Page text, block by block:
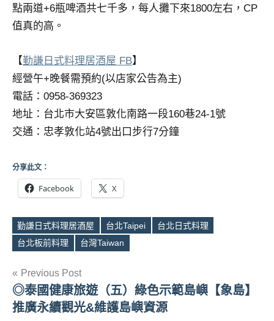
點兩道+6瓶啤酒共七千多，每人攤下來1800左右，CP
值真的高。
【勤謙日式料理居酒屋 FB】
經營午+晚餐需預約(以店家公告為主)
電話：0958-369323
地址：台北市大安區敦化南路一段160巷24-1號
交通：忠孝敦化站4號出口步行7分鐘
分享此文：
Facebook X
Tags
勤謙日式料理居酒屋 台北Taipei
台北日式料理
台北板前料理
台灣Taiwan
文
章
Previous Post
◎泰國健康旅遊（五）綠色示範島嶼【象島】
推廣永續觀光&維護島嶼資源